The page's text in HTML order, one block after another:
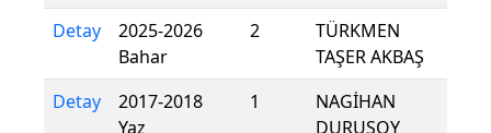
Detay
2025-2026
Bahar
2
TÜRKMEN
TAŞER AKBAŞ
Detay
2017-2018
Yaz
1
NAGİHAN
DURUSOY